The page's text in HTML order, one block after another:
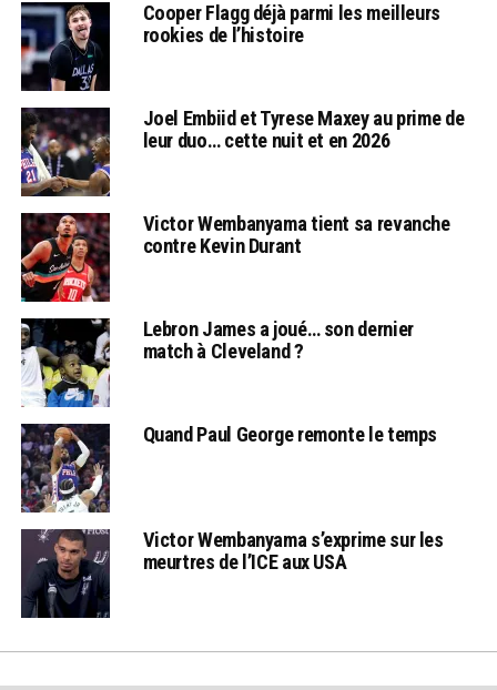
Cooper Flagg déjà parmi les meilleurs
rookies de l’histoire
Joel Embiid et Tyrese Maxey au prime de
leur duo… cette nuit et en 2026
Victor Wembanyama tient sa revanche
contre Kevin Durant
Lebron James a joué… son dernier
match à Cleveland ?
Quand Paul George remonte le temps
Victor Wembanyama s’exprime sur les
meurtres de l’ICE aux USA